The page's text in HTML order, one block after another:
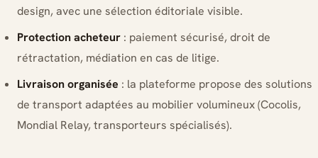
design, avec une sélection éditoriale visible.
Protection acheteur : paiement sécurisé, droit de
rétractation, médiation en cas de litige.
Livraison organisée : la plateforme propose des solutions
de transport adaptées au mobilier volumineux (Cocolis,
Mondial Relay, transporteurs spécialisés).